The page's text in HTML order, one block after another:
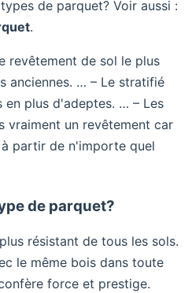
de parquet? Voir aussi :
.
revêtement de sol le plus
anciennes. … – Le stratifié
plus d'adeptes. … – Les
vraiment un revêtement car
partir de n'importe quel
de parquet?
résistant de tous les sols.
le même bois dans toute
force et prestige.